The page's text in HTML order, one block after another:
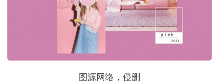
图源网络，侵删